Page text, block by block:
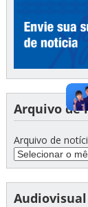
Arquivo de
Arquivo de
Audiovisual